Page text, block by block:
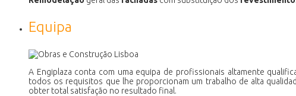
Equipa
A Engiplaza conta com uma equipa de profissionais altamente
todos os requisitos que lhe proporcionam um trabalho de alta
obter total satisfação no resultado final.